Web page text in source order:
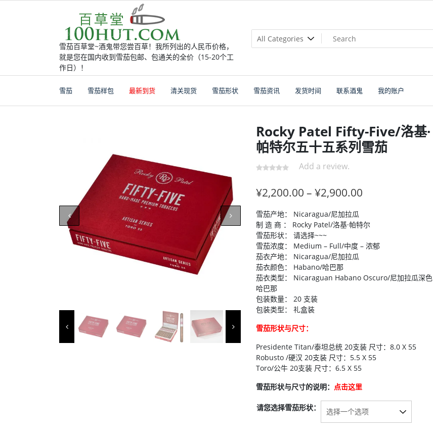
雪茄百草堂~酒鬼带您尝百草！我所列出的人民币价格，
就是您在国内收到雪茄包邮、包通关的全价（15-20个工
作日）！
雪茄 雪茄样包 最新到货 清关现货 雪茄形状 雪茄资讯 发货时间 联系酒鬼 我的账户
Rocky Patel Fifty-Five/洛基·
帕特尔五十五系列雪茄
Add a review.
¥2,200.00 – ¥2,900.00
雪茄产地： Nicaragua/尼加拉瓜
制 造 商 ： Rocky Patel/洛基·帕特尔
雪茄形状： 请选择~~~
雪茄浓度： Medium – Full/中度 – 浓郁
茄衣产地： Nicaragua/尼加拉瓜
茄衣颜色： Habano/哈巴那
茄衣类型： Nicaraguan Habano Oscuro/尼加拉瓜深色
哈巴那
包装数量： 20 支装
包装类型： 礼盒装
雪茄形状与尺寸：
Presidente Titan/泰坦总统 20支装 尺寸：8.0 X 55
Robusto /硬汉 20支装 尺寸：5.5 X 55
Toro/公牛 20支装 尺寸：6.5 X 55
雪茄形状与尺寸的说明： 点击这里
请您选择雪茄形状：